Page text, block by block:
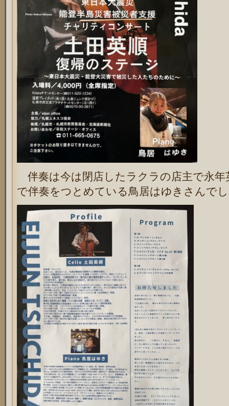
伴奏は今は閉店したラクラの店主で永
で伴奏をつとめている鳥居はゆきさんで